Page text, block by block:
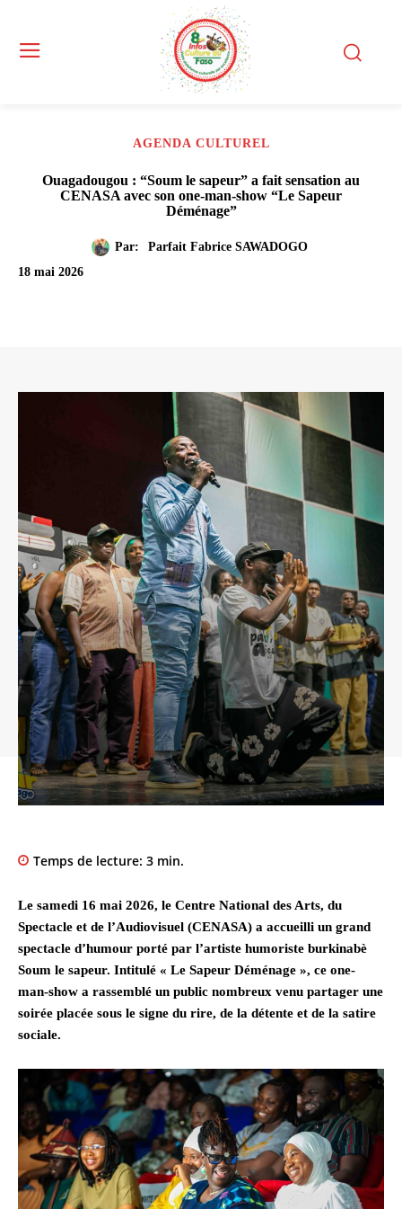
AGENDA CULTUREL
Ouagadougou : “Soum le sapeur” a fait sensation au
CENASA avec son one-man-show “Le Sapeur
Déménage”
Par:
Parfait Fabrice SAWADOGO
18 mai 2026
Temps de lecture: 3 min.
Le samedi 16 mai 2026, le Centre National des Arts, du
Spectacle et de l’Audiovisuel (CENASA) a accueilli un grand
spectacle d’humour porté par l’artiste humoriste burkinabè
Soum le sapeur. Intitulé « Le Sapeur Déménage », ce one-
man-show a rassemblé un public nombreux venu partager une
soirée placée sous le signe du rire, de la détente et de la satire
sociale.